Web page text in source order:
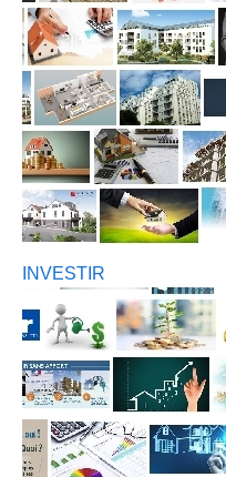
INVESTIR